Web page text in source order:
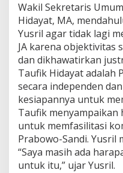
Wakil Sekretaris
Hidayat, MA,
Yusril agar tidak lagi
JA karena objektivitas
dan dikhawatirkan
Taufik Hidayat adalah
secara independen
kesiapannya untuk
Taufik menyampaikan
untuk memfasilitasi
Prabowo-Sandi. Yusril
“Saya masih ada
untuk itu,” ujar Yusril.